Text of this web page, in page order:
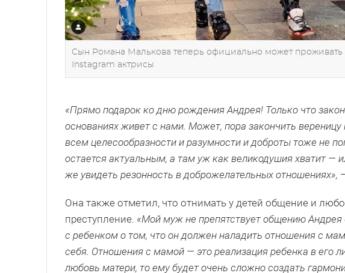
Сын Романа Малькова теперь официально может проживать
Instagram актрисы
«Прямо подарок ко дню рождения Андрея! Только что
основаниях живет с нами. Может, пора закончить
всем целесообразности и разумности и доброты тоже не
остается актуальным, а там уж как великодушия хватит —
же увидеть резонность в доброжелательных отношениях»,
Она также отметил, что отнимать у детей общение и
преступление. «Мой муж не препятствует общению
с ребенком о том, что он должен наладить отношения с
себя. Отношения с мамой — это реализация ребенка в его
любовь матери, то ему будет очень сложно создать